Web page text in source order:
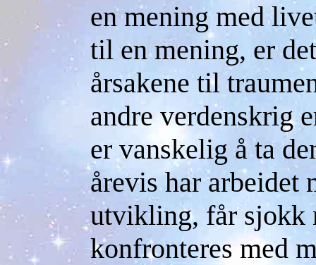
en mening med
til en mening, er
årsakene til
andre verdenskrig
er vanskelig å ta
årevis har arbeidet
utvikling, får sjokk
konfronteres med